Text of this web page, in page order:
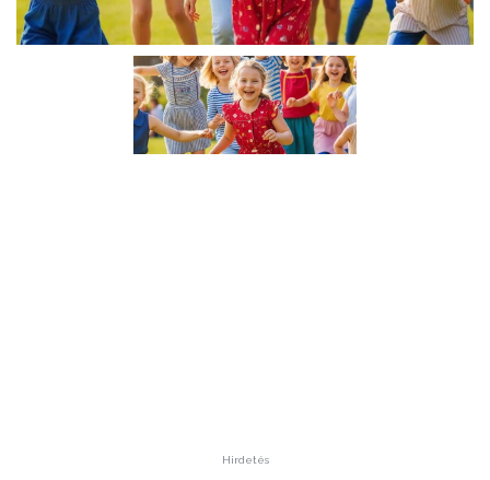
Hirdetés